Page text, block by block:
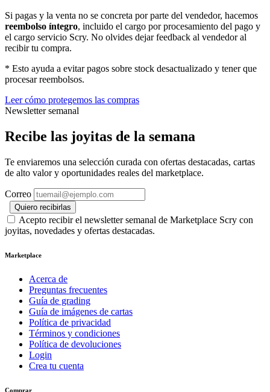
Si pagas y la venta no se concreta por parte del vendedor, hacemos
reembolso íntegro, incluido el cargo por procesamiento del pago y
el cargo servicio Scry. No olvides dejar feedback al vendedor al
recibir tu compra.
* Esto ayuda a evitar pagos sobre stock desactualizado y tener que
procesar reembolsos.
Leer cómo protegemos las compras
Newsletter semanal
Recibe las joyitas de la semana
Te enviaremos una selección curada con ofertas destacadas, cartas
de alto valor y oportunidades reales del marketplace.
Correo
Quiero recibirlas
Acepto recibir el newsletter semanal de Marketplace Scry con
joyitas, novedades y ofertas destacadas.
Marketplace
Acerca de
Preguntas frecuentes
Guía de grading
Guía de imágenes de cartas
Política de privacidad
Términos y condiciones
Política de devoluciones
Login
Crea tu cuenta
Comprar